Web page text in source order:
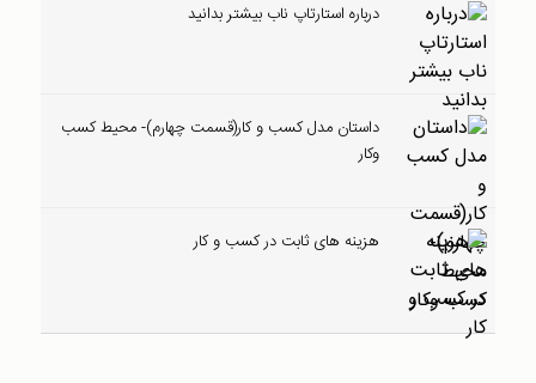
درباره استارتاپ ناب بیشتر بدانید
داستان مدل کسب و کار(قسمت چهارم)- محیط کسب
وکار
هزینه های ثابت در کسب و کار